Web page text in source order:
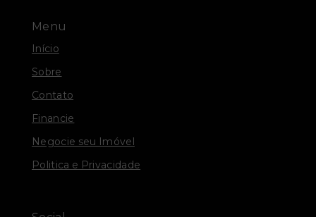
Menu
Início
Sobre
Contato
Financie
Negocie seu Imóvel
Politica e Privacidade